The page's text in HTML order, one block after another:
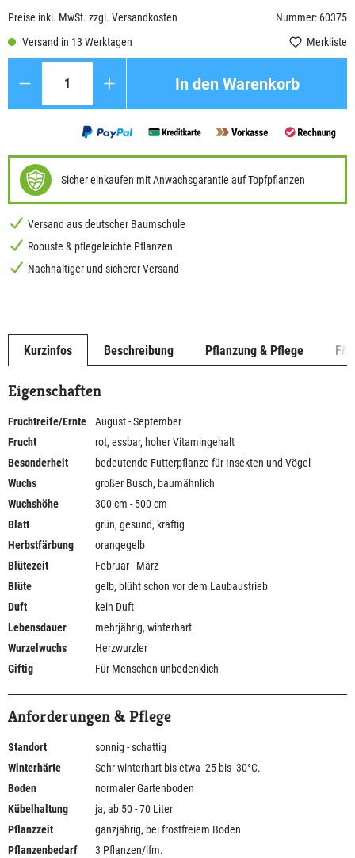
Preise inkl. MwSt. zzgl. Versandkosten
Nummer: 60375
Versand in 13 Werktagen
Merkliste
In den Warenkorb
Sicher einkaufen mit Anwachsgarantie auf Topfpflanzen
Versand aus deutscher Baumschule
Robuste & pflegeleichte Pflanzen
Nachhaltiger und sicherer Versand
Kurzinfos Beschreibung Pflanzung & Pflege
Eigenschaften
Fruchtreife/Ernte
August - September
Frucht
rot, essbar, hoher Vitamingehalt
Besonderheit
bedeutende Futterpflanze für Insekten und Vögel
Wuchs
großer Busch, baumähnlich
Wuchshöhe
300 cm - 500 cm
Blatt
grün, gesund, kräftig
Herbstfärbung
orangegelb
Blütezeit
Februar - März
Blüte
gelb, blüht schon vor dem Laubaustrieb
Duft
kein Duft
Lebensdauer
mehrjährig, winterhart
Wurzelwuchs
Herzwurzler
Giftig
Für Menschen unbedenklich
Anforderungen & Pflege
Standort
sonnig - schattig
Winterhärte
Sehr winterhart bis etwa -25 bis -30°C.
Boden
normaler Gartenboden
Kübelhaltung
ja, ab 50 - 70 Liter
Pflanzzeit
ganzjährig, bei frostfreiem Boden
Pflanzenbedarf
3 Pflanzen/lfm.